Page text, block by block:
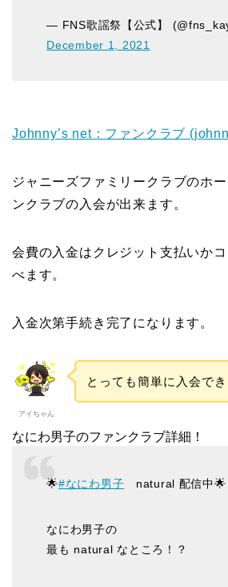
— FNS歌謡祭【公式】
December 1, 2021
Johnny’s net：ファンクラブ
ジャニーズファミリークラブのホ
ンクラブの入会が出来ます。
会費の入金はクレジット支払いか
べます。
入金次第手続き完了になります。
アイちゃん
とっても簡単に入会でき
なにわ男子のファンクラブ詳細！
🌟#なにわ男子 natural 配信中🌟
なにわ男子の
最も natural なところ！？